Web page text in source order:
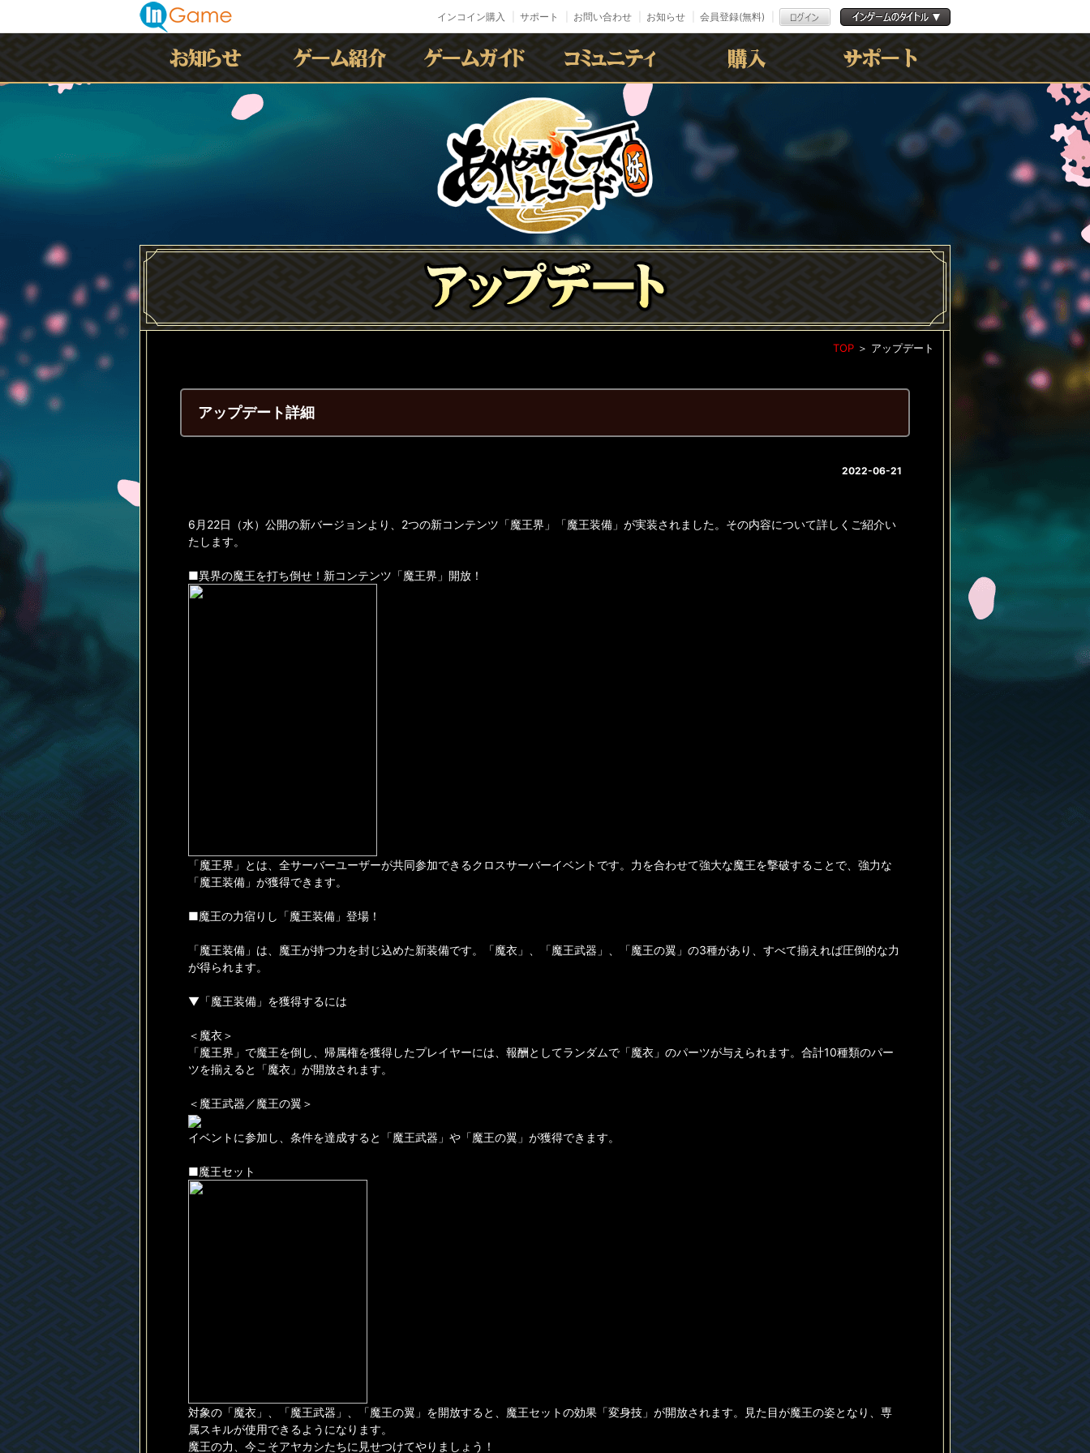
インコイン購入 サポート お問い合わせ お知らせ 会員登録(無料)
イベント 利用規約
ﾌﾟﾗｲﾊﾞｼｰﾎﾟﾘｼｰ
TOP ＞ アップデート
アップデート詳細
2022-06-21
6月22日（水）公開の新バージョンより、2つの新コンテンツ「魔王界」「魔王装備」が実装されました。その内容について詳しくご紹介い
たします。
■異界の魔王を打ち倒せ！新コンテンツ「魔王界」開放！
「魔王界」とは、全サーバーユーザーが共同参加できるクロスサーバーイベントです。力を合わせて強大な魔王を撃破することで、強力な
「魔王装備」が獲得できます。
■魔王の力宿りし「魔王装備」登場！
「魔王装備」は、魔王が持つ力を封じ込めた新装備です。「魔衣」、「魔王武器」、「魔王の翼」の3種があり、すべて揃えれば圧倒的な力
が得られます。
▼「魔王装備」を獲得するには
＜魔衣＞
「魔王界」で魔王を倒し、帰属権を獲得したプレイヤーには、報酬としてランダムで「魔衣」のパーツが与えられます。合計10種類のパー
ツを揃えると「魔衣」が開放されます。
＜魔王武器／魔王の翼＞
イベントに参加し、条件を達成すると「魔王武器」や「魔王の翼」が獲得できます。
■魔王セット
対象の「魔衣」、「魔王武器」、「魔王の翼」を開放すると、魔王セットの効果「変身技」が開放されます。見た目が魔王の姿となり、専
属スキルが使用できるようになります。
魔王の力、今こそアヤカシたちに見せつけてやりましょう！